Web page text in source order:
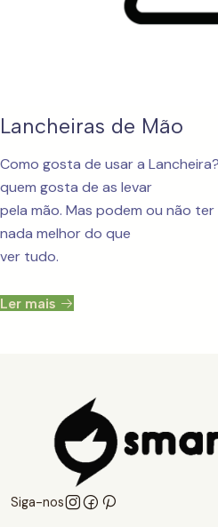
Lancheiras de Mão
Como gosta de usar a
quem gosta de as levar
pela mão. Mas podem ou não
nada melhor do que
ver tudo.
Ler mais
Siga-nos